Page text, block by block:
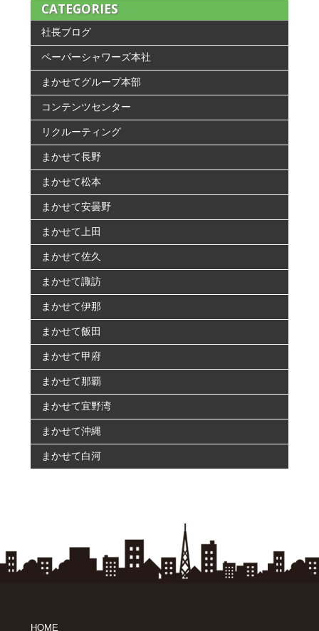
CATEGORIES
社長ブログ
ペーパーシャワーズ本社
まかせてグループ本部
コンテンツセンター
リクルーティング
まかせて長野
まかせて松本
まかせて安曇野
まかせて上田
まかせて佐久
まかせて諏訪
まかせて伊那
まかせて飯田
まかせて甲府
まかせて那覇
まかせて宜野湾
まかせて沖縄
まかせて白河
HOME｜